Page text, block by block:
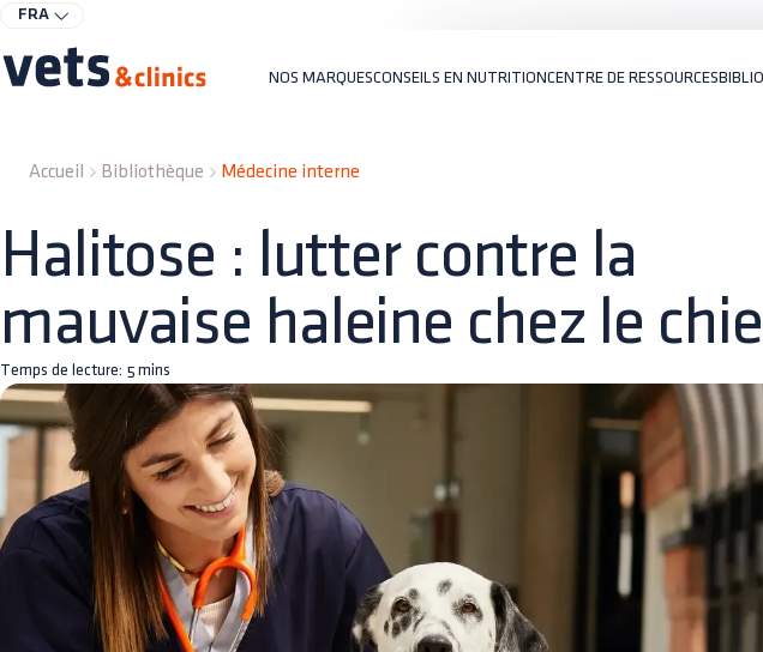
FRA
NOS MARQUESCONSEILS EN NUTRITIONCENTRE DE RESSOURCES
Accueil Bibliothèque Médecine interne
Halitose : lutter contre la
mauvaise haleine chez le
Temps de lecture: 5 mins